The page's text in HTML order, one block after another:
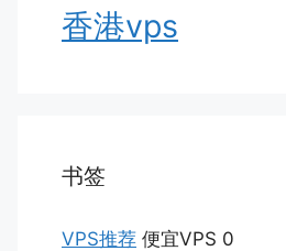
香港vps
书签
VPS推荐 便宜VPS 0